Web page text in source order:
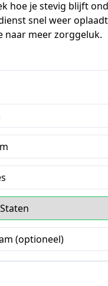
hoe je stevig blijft
snel weer
naar meer zorggeluk.
(optioneel)